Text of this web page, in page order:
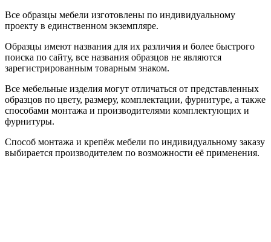
Все образцы мебели изготовлены по индивидуальному
проекту в единственном экземпляре.
Образцы имеют названия для их различия и более быстрого
поиска по сайту, все названия образцов не являются
зарегистрированным товарным знаком.
Все мебельные изделия могут отличаться от представленных
образцов по цвету, размеру, комплектации, фурнитуре, а также
способами монтажа и производителями комплектующих и
фурнитуры.
Способ монтажа и крепёж мебели по индивидуальному заказу
выбирается производителем по возможности её применения.